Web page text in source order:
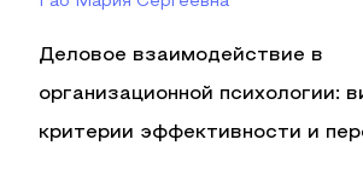
Деловое взаимодействие в
организационной психологии:
критерии эффективности и